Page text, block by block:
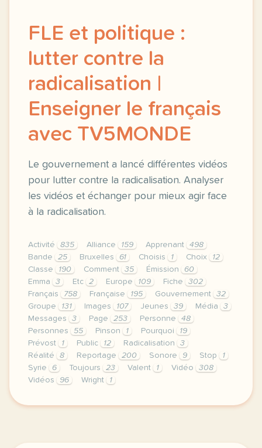
FLE et politique :
lutter contre la
radicalisation |
Enseigner le français
avec TV5MONDE
Le gouvernement a lancé différentes vidéos
pour lutter contre la radicalisation. Analyser
les vidéos et échanger pour mieux agir face
à la radicalisation.
Activité 835 Alliance 159 Apprenant
498
Bande
25 Bruxelles 61 Choisis 1 Choix
12
Classe
190 Comment 35 Émission
60
Emma
3 Etc 2 Europe 109 Fiche
302
Français
758 Française 195 Gouvernement
32
Groupe
131 Images 107 Jeunes 39 Média
3
Messages
3 Page 253 Personne
48
Personnes
55 Pinson 1 Pourquoi
19
Prévost
1 Public 12 Radicalisation
3
Réalité
8 Reportage 200 Sonore 9 Stop
1
Syrie
6 Toujours 23 Valent 1 Vidéo
308
Vidéos
96 Wright 1
le respect de votre vie privee est une priorite